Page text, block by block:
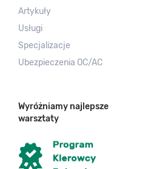
Artykuły
Usługi
Specjalizacje
Ubezpieczenia OC/AC
Wyróżniamy najlepsze
warsztaty